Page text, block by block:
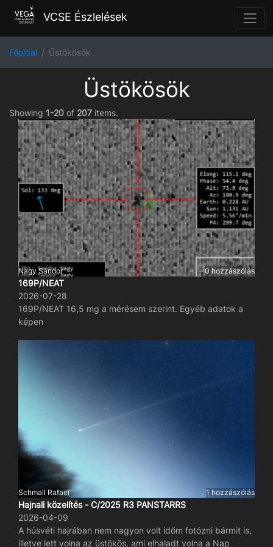
VCSE Észlelések
Főoldal Üstökösök
Üstökösök
Showing 1-20 of 207 items.
Nagy Sándor 0 hozzászólás
169P/NEAT
2026-07-28
169P/NEAT 16,5 mg a mérésem szerint. Egyéb adatok a
képen
Schmall Rafael 1 hozzászólás
Hajnali közelítés - C/2025 R3 PANSTARRS
2026-04-09
A húsvéti hajrában nem nagyon volt időm fotózni bármit is,
illetve lett volna az üstökös, ami elhaladt volna a Nap